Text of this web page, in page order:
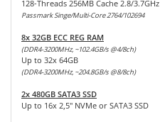
128-Threads 256MB Cache 2.8/3.7GHz
Passmark Singe/Multi-Core 2764/102694
8x 32GB ECC REG RAM
(DDR4-3200MHz, ~102.4GB/s @4/8ch)
Up to 32x 64GB
(DDR4-3200MHz, ~204.8GB/s @8/8ch)
2x 480GB SATA3 SSD
Up to 16x 2,5" NVMe or SATA3 SSD